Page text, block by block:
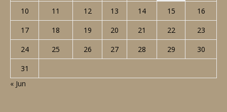
10
11 12 13 14 15
16
17
18 19 20 21 22
23
24
25 26 27 28 29
30
31
« Jun